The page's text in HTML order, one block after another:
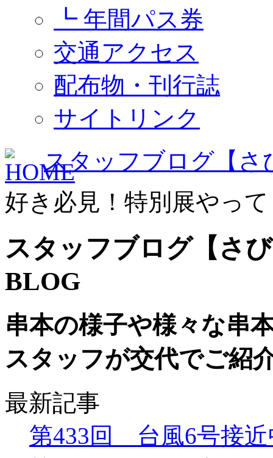
┗ 年間パス券
交通アクセス
配布物・刊行誌
サイトリンク
スタッフブログ【さ
好き必見！特別展やっ
スタッフブログ【さ
BLOG
串本の様子や様々な串
スタッフが交代でご紹
最新記事
第433回 台風6号接近